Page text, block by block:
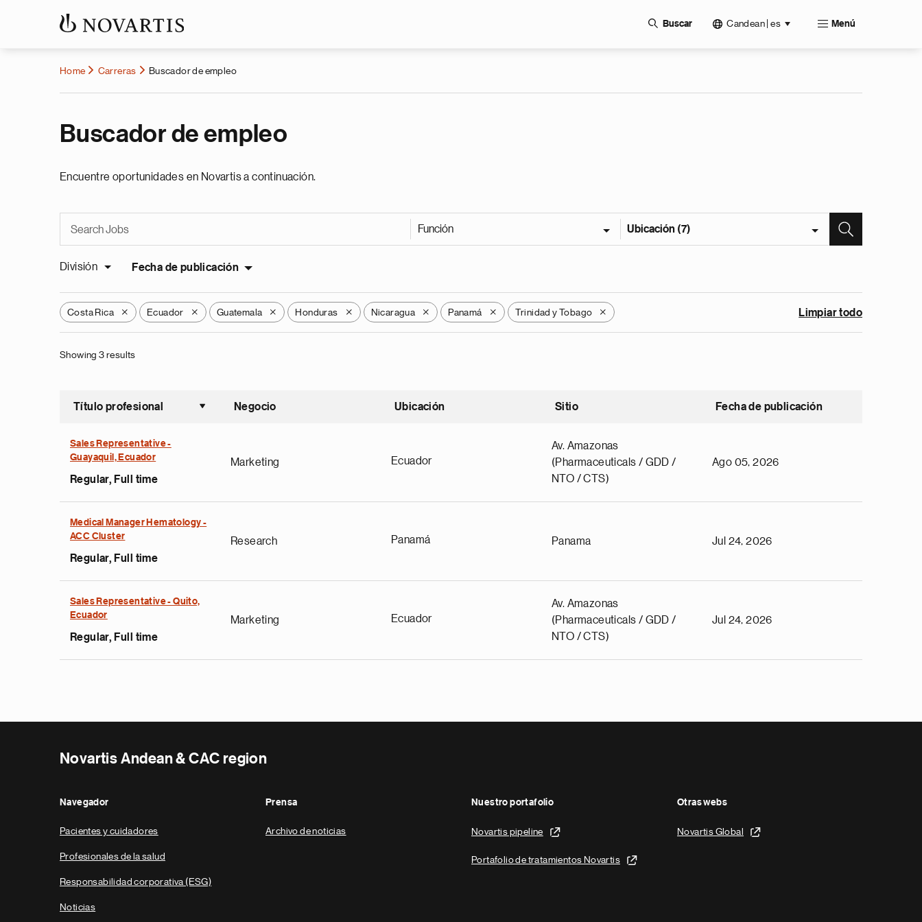
Buscar Candean | es Menú
Home Carreras Buscador de empleo
Buscador de empleo
Encuentre oportunidades en Novartis a continuación.
Función Ubicación (7)
División Fecha de publicación
Costa Rica X Ecuador X Guatemala X Honduras X Nicaragua X Panamá X Trinidad y Tobago X Limpiar todo
Showing 3 results
Título profesional
Ordenar ascendente
Negocio Ubicación Sitio Fecha de publicación
Sales Representative -
Guayaquil, Ecuador
Regular, Full time
Marketing Ecuador
Av. Amazonas
(Pharmaceuticals / GDD /
NTO / CTS)
Ago 05, 2026
Medical Manager Hematology -
ACC Cluster
Regular, Full time
Research Panamá Panama Jul 24, 2026
Sales Representative - Quito,
Ecuador
Regular, Full time
Marketing Ecuador
Av. Amazonas
(Pharmaceuticals / GDD /
NTO / CTS)
Jul 24, 2026
Novartis Andean & CAC region
Navegador
Pacientes y cuidadores
Profesionales de la salud
Responsabilidad corporativa (ESG)
Noticias
Prensa
Archivo de noticias
Nuestro portafolio
Novartis pipeline
Portafolio de tratamientos Novartis
Otras webs
Novartis Global